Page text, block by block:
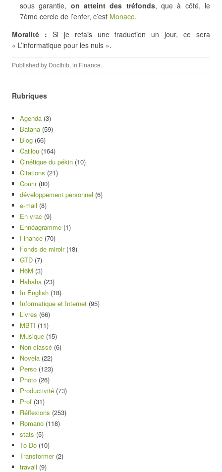
sous garantie, on atteint des tréfonds, que à côté, le
7ème cercle de l’enfer, c’est Monaco.
Moralité : Si je refais une traduction un jour, ce sera
« L’informatique pour les nuls ».
Published by Docthib, in Finance.
Rubriques
Agenda (3)
Batana (59)
Blog (66)
Caillou (164)
Cinétique du pékin (10)
Citations (21)
Courir(80)
développement personnel (6)
e-mail (8)
En vrac (9)
Ennéagramme (1)
Finance (70)
Fonds de miroir(18)
GTD (7)
H6M (3)
Hahaha (23)
In English (18)
Informatique et Internet (95)
Livres (66)
MBTI (11)
Musique (15)
Non classé (6)
Novela (22)
Perso (123)
Photo (26)
Productivité (73)
Prof (31)
Réflexions (253)
Romano (118)
stats (5)
To-Do (10)
Transformer(2)
travail (9)